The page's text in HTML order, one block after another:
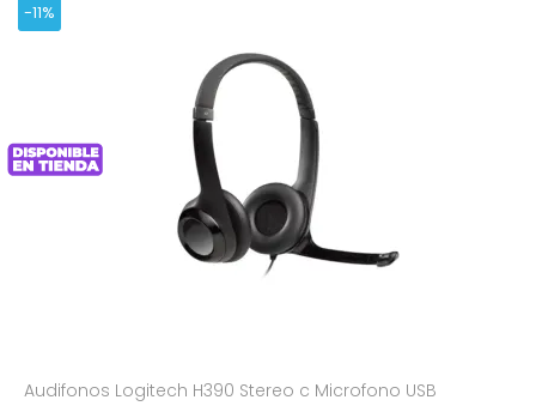
-11%
Audifonos Logitech H390 Stereo c Microfono USB